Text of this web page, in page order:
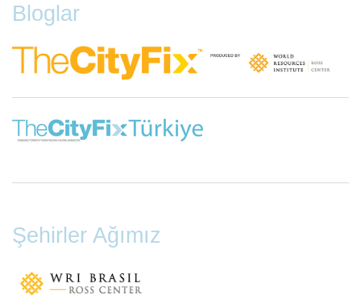
Bloglar
Şehirler Ağımız